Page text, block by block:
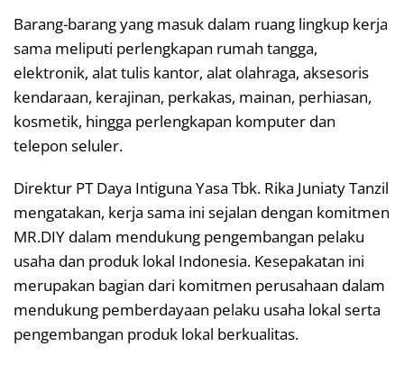
Barang-barang yang masuk dalam ruang lingkup kerja
sama meliputi perlengkapan rumah tangga,
elektronik, alat tulis kantor, alat olahraga, aksesoris
kendaraan, kerajinan, perkakas, mainan, perhiasan,
kosmetik, hingga perlengkapan komputer dan
telepon seluler.
Direktur PT Daya Intiguna Yasa Tbk. Rika Juniaty Tanzil
mengatakan, kerja sama ini sejalan dengan komitmen
MR.DIY dalam mendukung pengembangan pelaku
usaha dan produk lokal Indonesia. Kesepakatan ini
merupakan bagian dari komitmen perusahaan dalam
mendukung pemberdayaan pelaku usaha lokal serta
pengembangan produk lokal berkualitas.